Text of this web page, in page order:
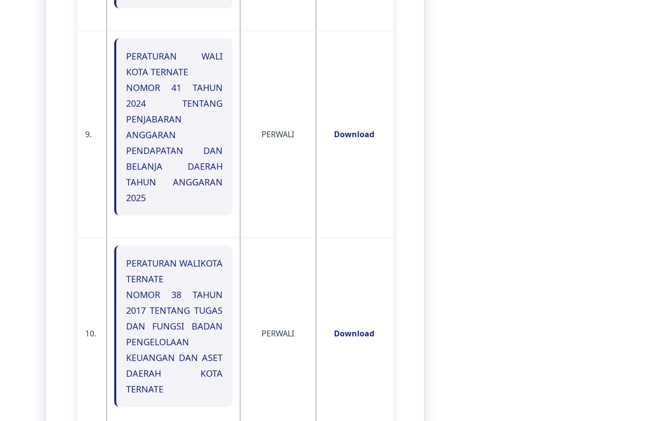
9.
PERATURAN WALI
KOTA TERNATE
NOMOR 41 TAHUN
2024 TENTANG
PENJABARAN
ANGGARAN
PENDAPATAN DAN
BELANJA DAERAH
TAHUN ANGGARAN
2025
PERWALI Download
10.
PERATURAN WALIKOTA
TERNATE
NOMOR 38 TAHUN
2017 TENTANG TUGAS
DAN FUNGSI BADAN
PENGELOLAAN
KEUANGAN DAN ASET
DAERAH KOTA
TERNATE
PERWALI Download